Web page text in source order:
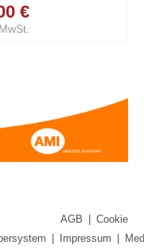
€
AGB
Cookie
Impressum